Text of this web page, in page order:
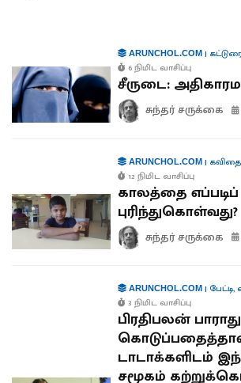
ARUNCHOL.COM|
6 நிமிட வாசிப்பு
சீருடை:
சுந்தர் சருக்கை
ARUNCHOL.COM| கவிதை
12 நிமிட வாசிப்பு
காலத்தை எப்படிப்
புரிந்துகொள்வது?
சுந்தர் சருக்கை
ARUNCHOL.COM| பேட்டி,
3 நிமிட வாசிப்பு
பிரதிபலன் பாராது
டாடாக்களிடம்
சமூகம்